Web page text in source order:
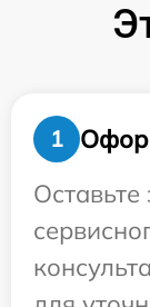
1
Оставьте